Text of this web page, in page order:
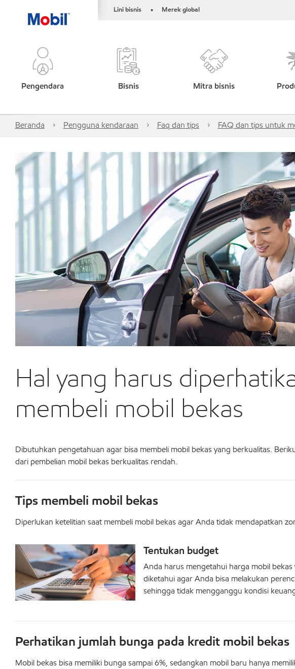
Lini bisnis • Merek global
Pengendara Bisnis Mitra bisnis
Beranda Pengguna kendaraan Faq dan tips FAQ dan tips untuk
Hal yang harus
membeli mobil bekas
Dibutuhkan pengetahuan agar bisa membeli mobil bekas yang berkualitas.
dari pembelian mobil bekas berkualitas rendah.
Tips membeli mobil bekas
Diperlukan ketelitian saat membeli mobil bekas agar Anda tidak mendapatkan
Tentukan budget
Anda harus mengetahui harga mobil
diketahui agar Anda bisa melakukan
sehingga tidak mengganggu kondisi
Perhatikan jumlah bunga pada kredit mobil bekas
Mobil bekas bisa memiliki bunga sampai 6%, sedangkan mobil baru hanya